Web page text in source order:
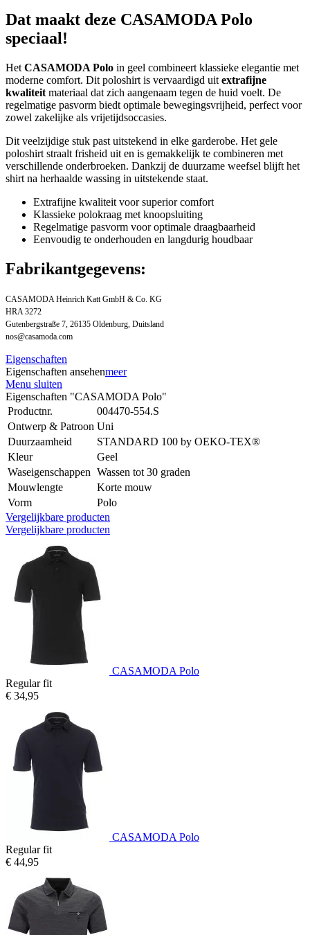
Dat maakt deze CASAMODA Polo
speciaal!
Het CASAMODA Polo in geel combineert klassieke elegantie met
moderne comfort. Dit poloshirt is vervaardigd uit extrafijne
kwaliteit materiaal dat zich aangenaam tegen de huid voelt. De
regelmatige pasvorm biedt optimale bewegingsvrijheid, perfect voor
zowel zakelijke als vrijetijdsoccasies.
Dit veelzijdige stuk past uitstekend in elke garderobe. Het gele
poloshirt straalt frisheid uit en is gemakkelijk te combineren met
verschillende onderbroeken. Dankzij de duurzame weefsel blijft het
shirt na herhaalde wassing in uitstekende staat.
Extrafijne kwaliteit voor superior comfort
Klassieke polokraag met knoopsluiting
Regelmatige pasvorm voor optimale draagbaarheid
Eenvoudig te onderhouden en langdurig houdbaar
Fabrikantgegevens:
CASAMODA Heinrich Katt GmbH & Co. KG
HRA 3272
Gutenbergstraße 7, 26135 Oldenburg, Duitsland
nos@casamoda.com
Eigenschaften
Eigenschaften ansehenmeer
Menu sluiten
Eigenschaften "CASAMODA Polo"
Productnr.
004470-554.S
Ontwerp & Patroon Uni
Duurzaamheid
STANDARD 100 by OEKO-TEX®
Kleur
Geel
Waseigenschappen Wassen tot 30 graden
Mouwlengte
Korte mouw
Vorm
Polo
Vergelijkbare producten
Vergelijkbare producten
CASAMODA Polo
Regular fit
€ 34,95
CASAMODA Polo
Regular fit
€ 44,95